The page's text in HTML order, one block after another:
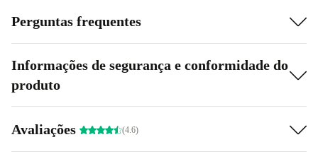
Perguntas frequentes
Informações de segurança e conformidade do
produto
Avaliações (4.6)